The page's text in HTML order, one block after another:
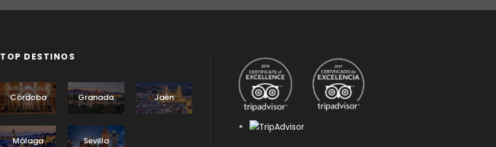
TOP DESTINOS
Córdoba Granada Jaén
Málaga Sevilla